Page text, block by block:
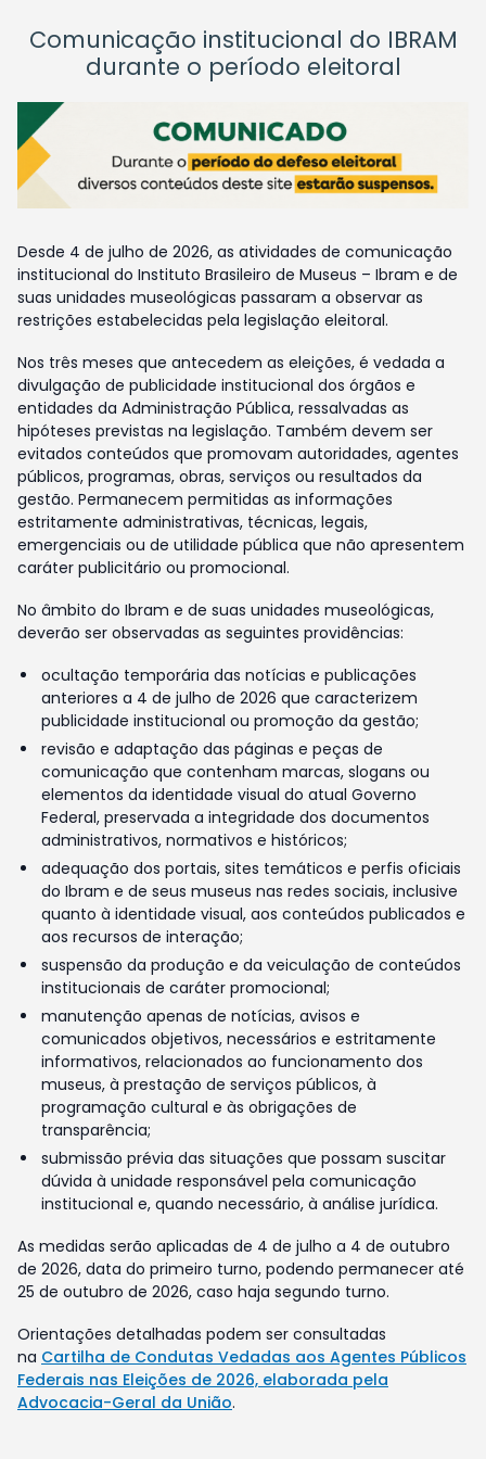
Comunicação institucional do IBRAM
durante o período eleitoral
Desde 4 de julho de 2026, as atividades de comunicação
institucional do Instituto Brasileiro de Museus – Ibram e de
suas unidades museológicas passaram a observar as
restrições estabelecidas pela legislação eleitoral.
Nos três meses que antecedem as eleições, é vedada a
divulgação de publicidade institucional dos órgãos e
entidades da Administração Pública, ressalvadas as
hipóteses previstas na legislação. Também devem ser
evitados conteúdos que promovam autoridades, agentes
públicos, programas, obras, serviços ou resultados da
gestão. Permanecem permitidas as informações
estritamente administrativas, técnicas, legais,
emergenciais ou de utilidade pública que não apresentem
caráter publicitário ou promocional.
No âmbito do Ibram e de suas unidades museológicas,
deverão ser observadas as seguintes providências:
ocultação temporária das notícias e publicações
anteriores a 4 de julho de 2026 que caracterizem
publicidade institucional ou promoção da gestão;
revisão e adaptação das páginas e peças de
comunicação que contenham marcas, slogans ou
elementos da identidade visual do atual Governo
Federal, preservada a integridade dos documentos
administrativos, normativos e históricos;
adequação dos portais, sites temáticos e perfis oficiais
do Ibram e de seus museus nas redes sociais, inclusive
quanto à identidade visual, aos conteúdos publicados e
aos recursos de interação;
suspensão da produção e da veiculação de conteúdos
institucionais de caráter promocional;
manutenção apenas de notícias, avisos e
comunicados objetivos, necessários e estritamente
informativos, relacionados ao funcionamento dos
museus, à prestação de serviços públicos, à
programação cultural e às obrigações de
transparência;
submissão prévia das situações que possam suscitar
dúvida à unidade responsável pela comunicação
institucional e, quando necessário, à análise jurídica.
As medidas serão aplicadas de 4 de julho a 4 de outubro
de 2026, data do primeiro turno, podendo permanecer até
25 de outubro de 2026, caso haja segundo turno.
Orientações detalhadas podem ser consultadas
na Cartilha de Condutas Vedadas aos Agentes Públicos
Federais nas Eleições de 2026, elaborada pela
Advocacia-Geral da União.